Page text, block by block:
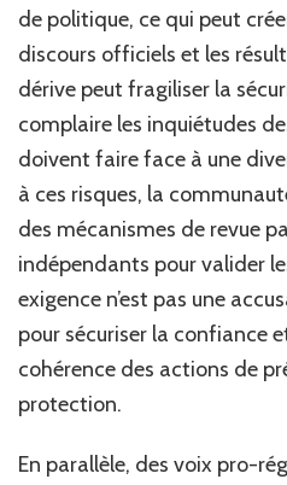
de politique, ce qui peut
discours officiels et les
dérive peut fragiliser la
complaire les inquiétudes
doivent faire face à une
à ces risques, la
des mécanismes de revue
indépendants pour valider
exigence n’est pas une
pour sécuriser la confiance
cohérence des actions de
protection.
En parallèle, des voix pro-